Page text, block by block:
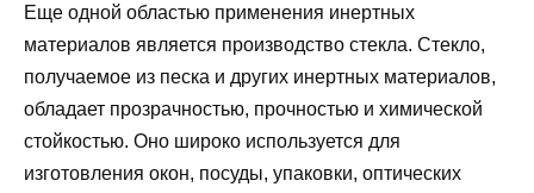
Еще одной областью применения инертных
материалов является производство стекла. Стекло,
получаемое из песка и других инертных материалов,
обладает прозрачностью, прочностью и химической
стойкостью. Оно широко используется для
изготовления окон, посуды, упаковки, оптических